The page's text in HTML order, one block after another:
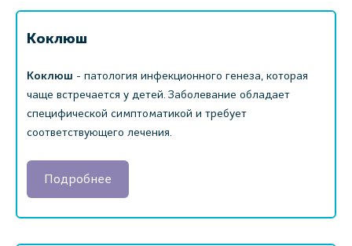
Коклюш
Коклюш - патология инфекционного генеза, которая
чаще встречается у детей. Заболевание обладает
специфической симптоматикой и требует
соответствующего лечения.
Подробнее